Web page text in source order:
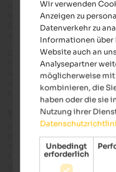
im 2. Stock dreht sich alles
Mansio Sebatum, während in
Götterwelt, Bestattungsriten
Darüber hinaus bietet ein
Möglichkeit, die Spurensuche
weiterzuführen und
Vergangenheit rund um die
Kopf (wo auchSchloss
Weitere Infos &
Museum Mansio Sebatum
Renzler Straße 9 – I-39030 St.
Tel.: +39 0474 538 196
E-Mail: info@mansio-
Web: mansio-sebatum.it
Wir verwenden
Anzeigen zu
Datenverkehr zu
Informationen über
Website auch an
Analysepartner
möglicherweise
kombinieren, die
haben oder die sie
Nutzung ihrer
Unbedingt
erforderlich